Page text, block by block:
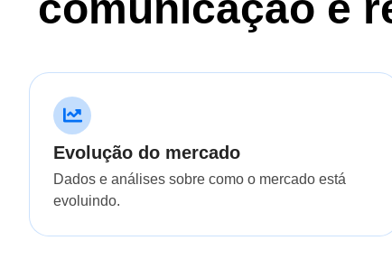
Evolução do mercado
Dados e análises sobre como o mercado está
evoluindo.